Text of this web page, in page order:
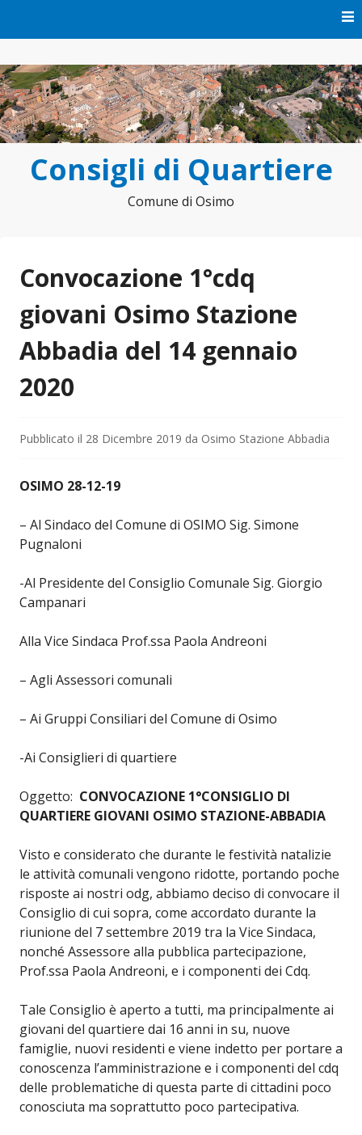
Consigli di Quartiere
Comune di Osimo
Convocazione 1°cdq
giovani Osimo Stazione
Abbadia del 14 gennaio
2020
Pubblicato il 28 Dicembre 2019 da Osimo Stazione Abbadia
OSIMO 28-12-19
– Al Sindaco del Comune di OSIMO Sig. Simone
Pugnaloni
-Al Presidente del Consiglio Comunale Sig. Giorgio
Campanari
Alla Vice Sindaca Prof.ssa Paola Andreoni
– Agli Assessori comunali
– Ai Gruppi Consiliari del Comune di Osimo
-Ai Consiglieri di quartiere
Oggetto: CONVOCAZIONE 1°CONSIGLIO DI
QUARTIERE GIOVANI OSIMO STAZIONE-ABBADIA
Visto e considerato che durante le festività natalizie
le attività comunali vengono ridotte, portando poche
risposte ai nostri odg, abbiamo deciso di convocare il
Consiglio di cui sopra, come accordato durante la
riunione del 7 settembre 2019 tra la Vice Sindaca,
nonché Assessore alla pubblica partecipazione,
Prof.ssa Paola Andreoni, e i componenti dei Cdq.
Tale Consiglio è aperto a tutti, ma principalmente ai
giovani del quartiere dai 16 anni in su, nuove
famiglie, nuovi residenti e viene indetto per portare a
conoscenza l’amministrazione e i componenti del cdq
delle problematiche di questa parte di cittadini poco
conosciuta ma soprattutto poco partecipativa.